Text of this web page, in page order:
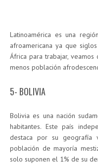
Latinoamérica es una
afroamericana ya que
África para trabajar,
menos población
5- BOLIVIA
Bolivia es una nación
habitantes. Este país
destaca por su geografía
población de mayoría
solo suponen el 1% de su